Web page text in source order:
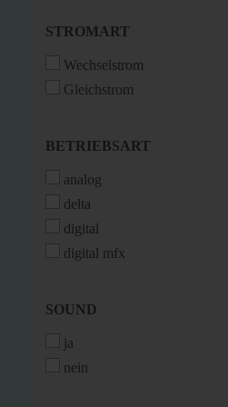
STROMART
STROMART
Wechselstrom
Gleichstrom
BETRIEBSART
BETRIEBSART
analog
delta
digital
digital mfx
SOUND
SOUND
ja
nein